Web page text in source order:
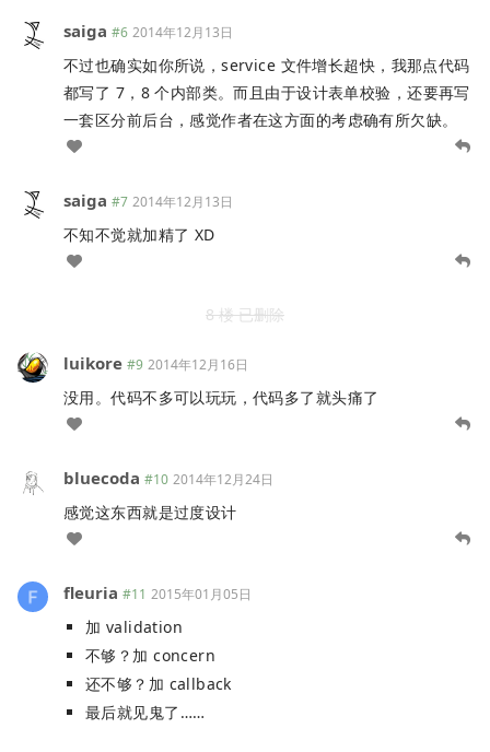
saiga #6 2014年12月13日
不过也确实如你所说，service 文件增长超快，我那点代码
都写了 7，8 个内部类。而且由于设计表单校验，还要再写
一套区分前后台，感觉作者在这方面的考虑确有所欠缺。
saiga #7 2014年12月13日
不知不觉就加精了 XD
8 楼 已删除
luikore #9 2014年12月16日
没用。代码不多可以玩玩，代码多了就头痛了
bluecoda #10 2014年12月24日
感觉这东西就是过度设计
fleuria #11 2015年01月05日
加 validation
不够？加 concern
还不够？加 callback
最后就见鬼了……